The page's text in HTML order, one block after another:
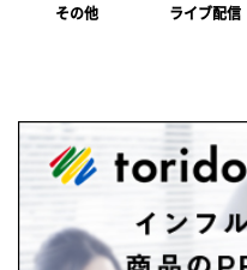
その他 ライブ配信